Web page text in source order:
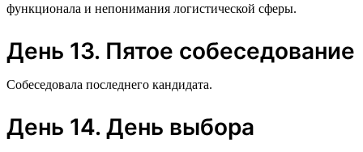
функционала и непонимания логистической сферы.
День 13. Пятое собеседование
Собеседовала последнего кандидата.
День 14. День выбора